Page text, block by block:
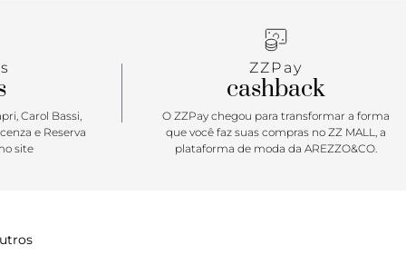
Carol Bassi,
e Reserva
site
ZZPay
cashback
O ZZPay chegou para transformar a forma
que você faz suas compras no ZZ MALL, a
plataforma de moda da AREZZO&CO.